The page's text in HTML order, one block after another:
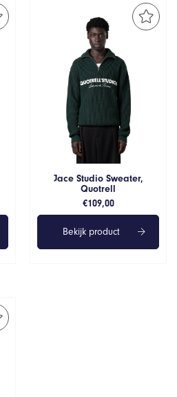
Jace Studio Sweater,
Quotrell
€109,00
Bekijk product